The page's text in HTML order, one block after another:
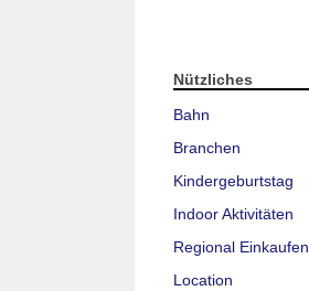
Nützliches
Bahn
Branchen
Kindergeburtstag
Indoor Aktivitäten
Regional Einkaufen
Location